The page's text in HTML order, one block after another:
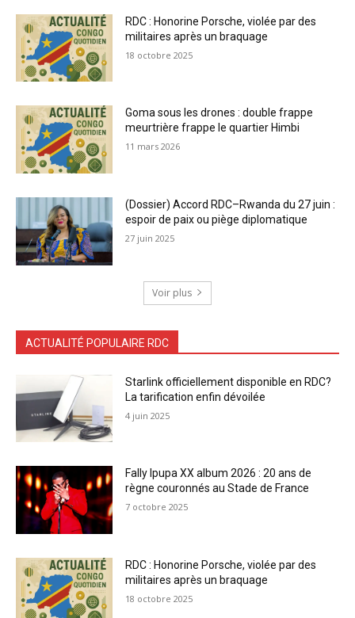
RDC : Honorine Porsche, violée par des
militaires après un braquage
18 octobre 2025
Goma sous les drones : double frappe
meurtrière frappe le quartier Himbi
11 mars 2026
(Dossier) Accord RDC–Rwanda du 27 juin :
espoir de paix ou piège diplomatique
27 juin 2025
Voir plus
ACTUALITÉ POPULAIRE RDC
Starlink officiellement disponible en RDC?
La tarification enfin dévoilée
4 juin 2025
Fally Ipupa XX album 2026 : 20 ans de
règne couronnés au Stade de France
7 octobre 2025
RDC : Honorine Porsche, violée par des
militaires après un braquage
18 octobre 2025